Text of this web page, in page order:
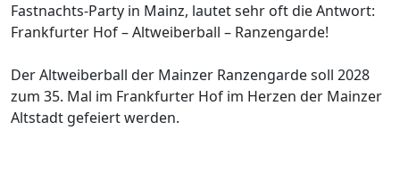
Fastnachts-Party in Mainz, lautet sehr oft die Antwort:
Frankfurter Hof – Altweiberball – Ranzengarde!
Der Altweiberball der Mainzer Ranzengarde soll 2028
zum 35. Mal im Frankfurter Hof im Herzen der Mainzer
Altstadt gefeiert werden.